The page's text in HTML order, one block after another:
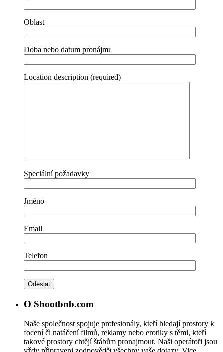
Oblast
Doba nebo datum pronájmu
Location description (required)
Speciální požadavky
Jméno
Email
Telefon
O Shootbnb.com
Naše společnost spojuje profesionály, kteří hledají prostory k
focení či natáčení filmů, reklamy nebo erotiky s těmi, kteří
takové prostory chtějí štábům pronajmout. Naši operátoři jsou
vždy připraveni zodpovědět všechny vaše dotazy. Vice